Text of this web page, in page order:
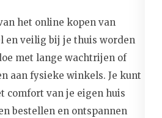
het online kopen van
en veilig bij je thuis worden
met lange wachtrijen of
aan fysieke winkels. Je kunt
comfort van je eigen huis
bestellen en ontspannen